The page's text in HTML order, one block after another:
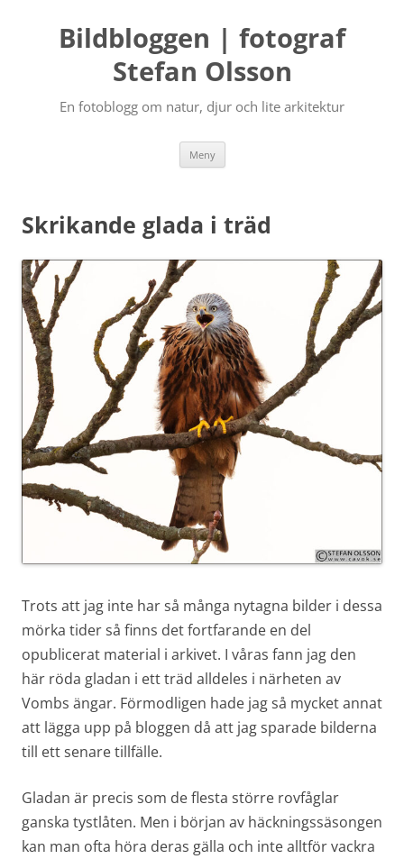
Bildbloggen | fotograf
Stefan Olsson
En fotoblogg om natur, djur och lite arkitektur
Meny Hoppa
till
Skrikande glada i träd
Trots att jag inte har så många nytagna bilder i dessa
mörka tider så finns det fortfarande en del
opublicerat material i arkivet. I våras fann jag den
här röda gladan i ett träd alldeles i närheten av
Vombs ängar. Förmodligen hade jag så mycket annat
att lägga upp på bloggen då att jag sparade bilderna
till ett senare tillfälle.
Gladan är precis som de flesta större rovfåglar
ganska tystlåten. Men i början av häckningssäsongen
kan man ofta höra deras gälla och inte alltför vackra